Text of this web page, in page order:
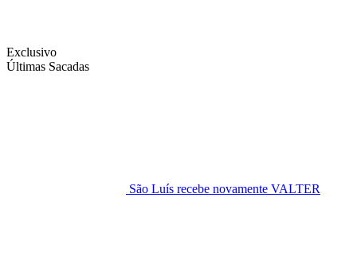
Exclusivo
Últimas Sacadas
São Luís recebe novamente VALTER